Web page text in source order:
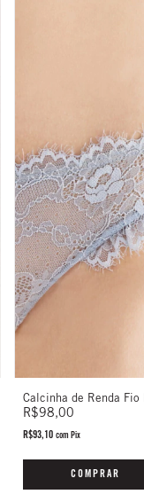
Calcinha de Renda Fio
R$98,00
R$93,10com Pix
COMPRAR